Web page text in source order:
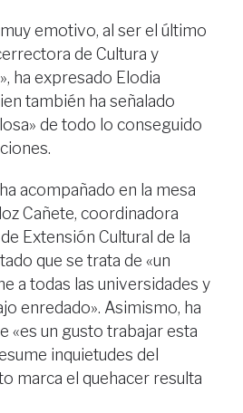
emotivo, al ser el último
de Cultura y
ha expresado Elodia
también ha señalado
de todo lo conseguido
acompañado en la mesa
Cañete, coordinadora
Extensión Cultural de la
que se trata de «un
a todas las universidades y
enredado». Asimismo, ha
«es un gusto trabajar esta
inquietudes del
marca el quehacer resulta